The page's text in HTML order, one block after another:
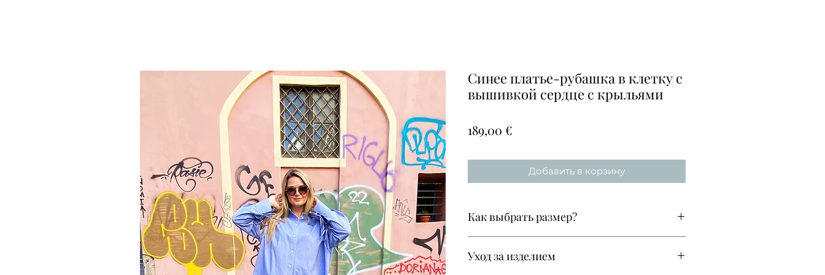
Синее платье-рубашка в клетку с
вышивкой сердце с крыльями
189,00 €
Добавить в корзину
Как выбрать размер?
размере, фасон оверсайз,
Уход за изделием